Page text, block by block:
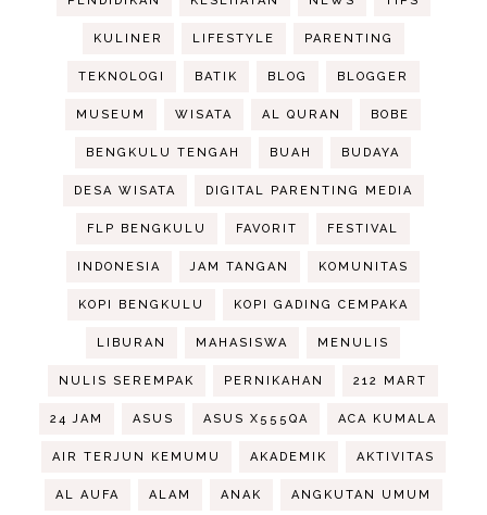
KULINER LIFESTYLE PARENTING
TEKNOLOGI BATIK BLOG BLOGGER
MUSEUM WISATA AL QURAN BOBE
BENGKULU TENGAH BUAH BUDAYA
DESA WISATA DIGITAL PARENTING MEDIA
FLP BENGKULU FAVORIT FESTIVAL
INDONESIA JAM TANGAN KOMUNITAS
KOPI BENGKULU KOPI GADING CEMPAKA
LIBURAN MAHASISWA MENULIS
NULIS SEREMPAK PERNIKAHAN 212 MART
24 JAM ASUS ASUS X555QA ACA KUMALA
AIR TERJUN KEMUMU AKADEMIK AKTIVITAS
AL AUFA ALAM ANAK ANGKUTAN UMUM